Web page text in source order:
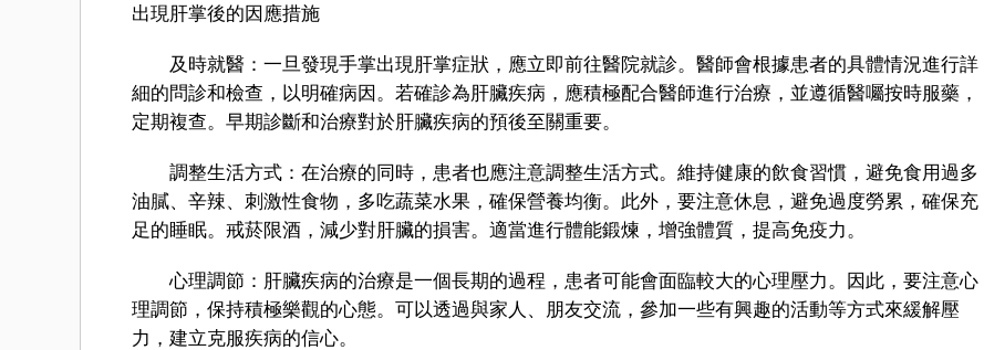
出現肝掌後的因應措施
及時就醫：一旦發現手掌出現肝掌症狀，應立即前往醫院就診。醫師會根據患者的具體情況進行詳
細的問診和檢查，以明確病因。若確診為肝臟疾病，應積極配合醫師進行治療，並遵循醫囑按時服藥，
定期複查。早期診斷和治療對於肝臟疾病的預後至關重要。
調整生活方式：在治療的同時，患者也應注意調整生活方式。維持健康的飲食習慣，避免食用過多
油膩、辛辣、刺激性食物，多吃蔬菜水果，確保營養均衡。此外，要注意休息，避免過度勞累，確保充
足的睡眠。戒菸限酒，減少對肝臟的損害。適當進行體能鍛煉，增強體質，提高免疫力。
心理調節：肝臟疾病的治療是一個長期的過程，患者可能會面臨較大的心理壓力。因此，要注意心
理調節，保持積極樂觀的心態。可以透過與家人、朋友交流，參加一些有興趣的活動等方式來緩解壓
力，建立克服疾病的信心。